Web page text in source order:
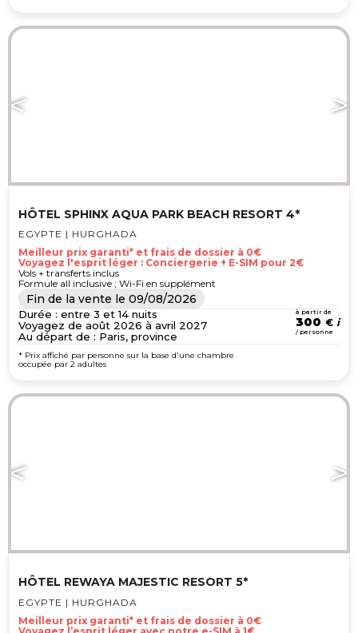
HÔTEL SPHINX AQUA PARK BEACH RESORT 4*
EGYPTE | HURGHADA
Meilleur prix garanti* et frais de dossier à 0€
Voyagez l'esprit léger : Conciergerie + E-SIM pour 2€
Vols + transferts inclus
Formule all inclusive ; Wi-Fi en supplément
Fin de la vente le 09/08/2026
Durée : entre 3 et 14 nuits
Voyagez de août 2026 à avril 2027
Au départ de : Paris, province
à partir de
300 €
/ personne
* Prix affiché par personne sur la base d'une chambre
occupée par 2 adultes
HÔTEL REWAYA MAJESTIC RESORT 5*
EGYPTE | HURGHADA
Meilleur prix garanti* et frais de dossier à 0€